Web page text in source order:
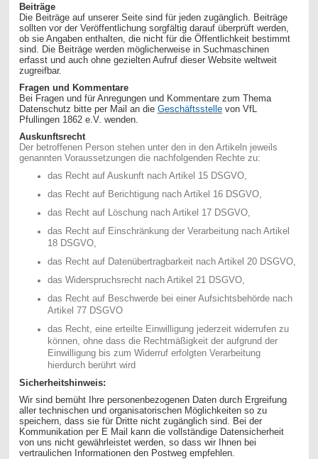
Beiträge
Die Beiträge auf unserer Seite sind für jeden zugänglich. Beiträge
sollten vor der Veröffentlichung sorgfältig darauf überprüft werden,
ob sie Angaben enthalten, die nicht für die Öffentlichkeit bestimmt
sind. Die Beiträge werden möglicherweise in Suchmaschinen
erfasst und auch ohne gezielten Aufruf dieser Website weltweit
zugreifbar.
Fragen und Kommentare
Bei Fragen und für Anregungen und Kommentare zum Thema
Datenschutz bitte per Mail an die Geschäftsstellevon VfL
Pfullingen 1862 e.V. wenden.
Auskunftsrecht
Der betroffenen Person stehen unter den in den Artikeln jeweils
genannten Voraussetzungen die nachfolgenden Rechte zu:
das Recht auf Auskunft nach Artikel 15 DSGVO,
das Recht auf Berichtigung nach Artikel 16 DSGVO,
das Recht auf Löschung nach Artikel 17 DSGVO,
das Recht auf Einschränkung der Verarbeitung nach Artikel
18 DSGVO,
das Recht auf Datenübertragbarkeit nach Artikel 20 DSGVO,
das Widerspruchsrecht nach Artikel 21 DSGVO,
das Recht auf Beschwerde bei einer Aufsichtsbehörde nach
Artikel 77 DSGVO
das Recht, eine erteilte Einwilligung jederzeit widerrufen zu
können, ohne dass die Rechtmäßigkeit der aufgrund der
Einwilligung bis zum Widerruf erfolgten Verarbeitung
hierdurch berührt wird
Sicherheitshinweis:
Wir sind bemüht Ihre personenbezogenen Daten durch Ergreifung
aller technischen und organisatorischen Möglichkeiten so zu
speichern, dass sie für Dritte nicht zugänglich sind. Bei der
Kommunikation per E Mail kann die vollständige Datensicherheit
von uns nicht gewährleistet werden, so dass wir Ihnen bei
vertraulichen Informationen den Postweg empfehlen.